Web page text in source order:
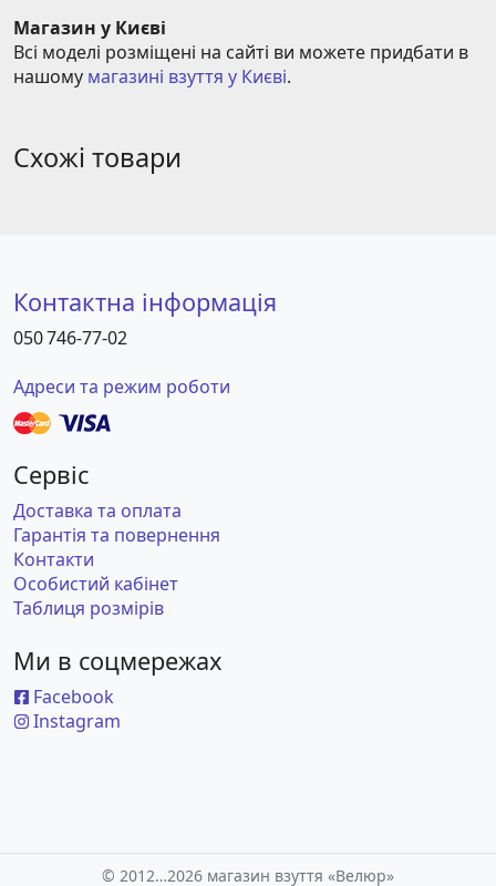
Магазин у Києві
Всі моделі розміщені на сайті ви можете придбати в
нашому магазині взуття у Києві.
Схожі товари
Контактна інформація
050 746-77-02
Адреси та режим роботи
Сервіс
Доставка та оплата
Гарантія та повернення
Контакти
Особистий кабінет
Таблиця розмірів
Ми в соцмережах
Facebook
Instagram
© 2012…2026 магазин взуття «Велюр»